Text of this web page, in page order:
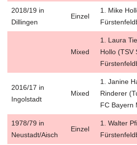
2018/19 in
Dillingen
Einzel
1. Mike
Mixed
1. Laura
Hollo (TSV
2016/17 in
Ingolstadt
Mixed
1. Janine
Rinderer
FC Bayern
1978/79 in
Neustadt/Aisch
Einzel
1. Walter